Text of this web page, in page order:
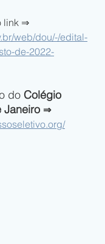
link ⇒
web/dou/-/edital-
de-2022-
do Colégio
Janeiro ⇒